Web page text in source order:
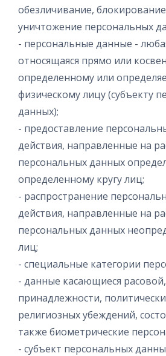
обезличивание,
уничтожение персональных
- персональные данные -
относящаяся прямо или
определенному или
физическому лицу (субъекту
данных);
- предоставление
действия, направленные на
персональных данных
определенному кругу лиц;
- распространение
действия, направленные на
персональных данных
лиц;
- специальные категории
- данные касающиеся
принадлежности,
религиозных убеждений,
также биометрические
- субъект персональных